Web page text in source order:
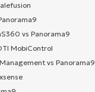
vs Panorama9
MobiControl
vs Panorama9